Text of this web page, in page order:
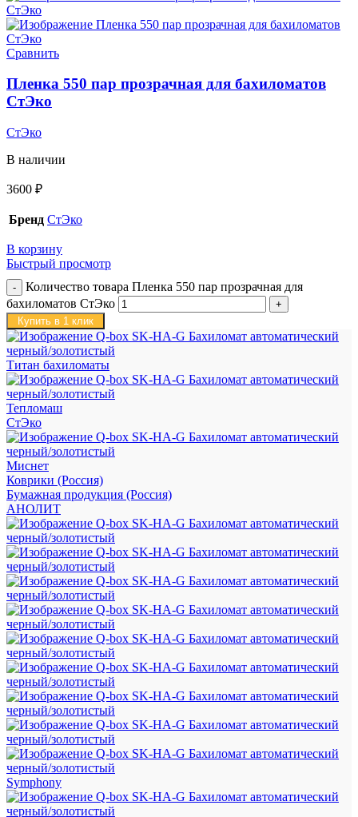
Сравнить
Пленка 550 пар прозрачная для бахиломатов
СтЭко
СтЭко
В наличии
3600 ₽
Бренд СтЭко
В корзину
Быстрый просмотр
Количество товара Пленка 550 пар прозрачная для
бахиломатов СтЭко
Купить в 1 клик
Титан бахиломаты
Тепломаш
СтЭко
Миснет
Коврики (Россия)
Бумажная продукция (Россия)
АНОЛИТ
Symphony